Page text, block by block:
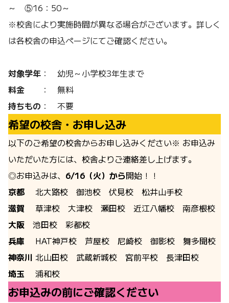
～ ⑤16：50～
※校舎により実施時間が異なる場合がございます。詳しく
は各校舎の申込ページにてご確認ください。
対象学年 ： 幼児～小学校3年生まで
料金
： 無料
持ちもの ： 不要
希望の校舎・お申し込み
以下のご希望の校舎からお申し込みください※ お申込み
いただいた方には、校舎よりご連絡差し上げます。
◎お申込みは、 6/16（火）から開始！！
京都
北大路校 御池校 伏見校
松井山手校
滋賀
草津校 大津校 瀬田校 近江八幡校
南彦根校
大阪
池田校
彩都校
兵庫
HAT神戸校 芦屋校 尼崎校 御影校
舞多聞校
神奈川 北山田校 武蔵新城校 宮前平校
長津田校
埼玉
浦和校
お申込みの前にご確認ください